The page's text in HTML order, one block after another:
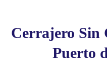
Cerrajero Sin
Puerto